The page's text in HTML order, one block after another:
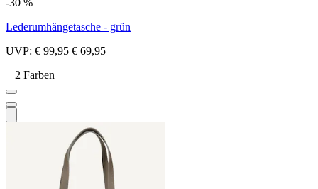
-30 %
Lederumhängetasche - grün
UVP: € 99,95 € 69,95
+ 2 Farben